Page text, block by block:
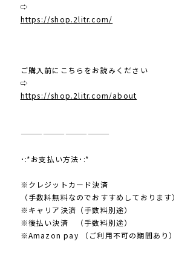
⇨
https://shop.2litr.com/
ご購入前にこちらをお読みください
⇨
https://shop.2litr.com/about
————————————
･:*お支払い方法･:*
※クレジットカード決済
（手数料無料なのでおすすめしております）
※キャリア決済（手数料別途）
※後払い決済 （手数料別途）
※Amazon pay （ご利用不可の期間あり）